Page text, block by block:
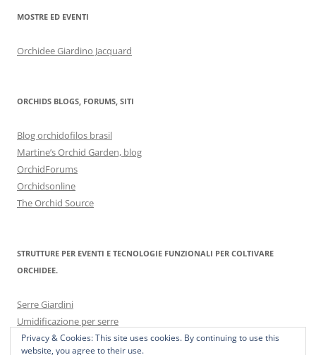
MOSTRE ED EVENTI
Orchidee Giardino Jacquard
ORCHIDS BLOGS, FORUMS, SITI
Blog orchidofilos brasil
Martine’s Orchid Garden, blog
OrchidForums
Orchidsonline
The Orchid Source
STRUTTURE PER EVENTI E TECNOLOGIE FUNZIONALI PER COLTIVARE
ORCHIDEE.
Serre Giardini
Umidificazione per serre
Privacy & Cookies: This site uses cookies. By continuing to use this
website, you agree to their use.